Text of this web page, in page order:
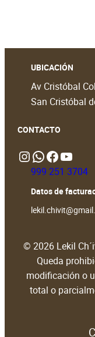
UBICACIÓN
Av Cristóbal
San Cristóbal
CONTACTO
InstagramWhatsApp https://www.facebook.com/people/Lekil-Chivit/61579066376698/?locale=en_GB# https://www.youtube.com/@LekilChivit
999 251 3704
Datos de
© 2026 Lekil
Queda
modificación o
total o